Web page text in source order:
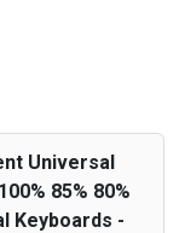
Universal
85% 80%
Keyboards -